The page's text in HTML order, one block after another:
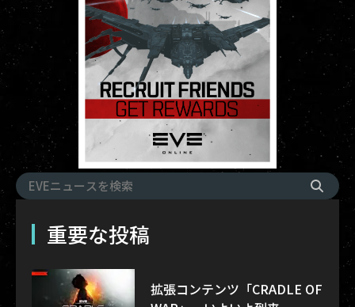
重要な投稿
拡張コンテンツ「CRADLE OF